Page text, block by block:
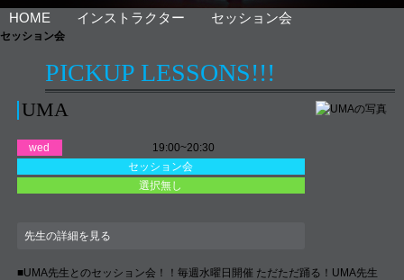
HOME インストラクター セッション会
セッション会
PICKUP LESSONS!!!
UMA
wed
19:00~20:30
セッション会
選択無し
先生の詳細を見る
■UMA先生とのセッション会！！毎週水曜日開催 ただただ踊る！UMA先生